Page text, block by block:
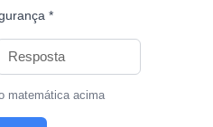
*
matemática acima